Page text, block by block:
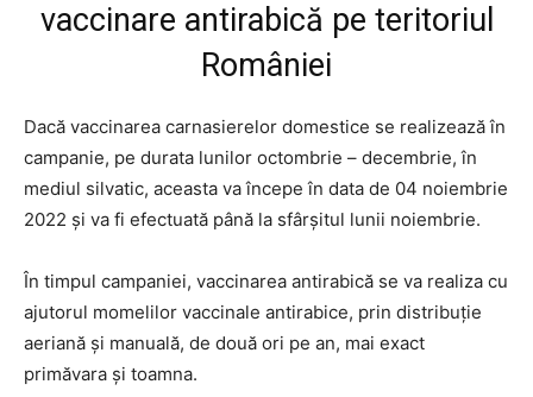
vaccinare antirabică pe teritoriul
României
Dacă vaccinarea carnasierelor domestice se realizează în
campanie, pe durata lunilor octombrie – decembrie, în
mediul silvatic, aceasta va începe în data de 04 noiembrie
2022 și va fi efectuată până la sfârșitul lunii noiembrie.
În timpul campaniei, vaccinarea antirabică se va realiza cu
ajutorul momelilor vaccinale antirabice, prin distribuție
aeriană și manuală, de două ori pe an, mai exact
primăvara și toamna.